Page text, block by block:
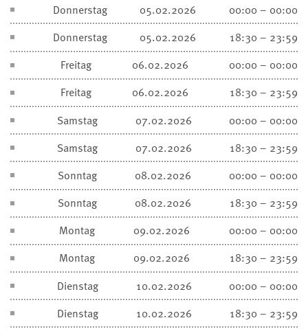
Donnerstag
05.02.2026
00:00 – 00:00
Donnerstag
05.02.2026
18:30 – 23:59
Freitag
06.02.2026
00:00 – 00:00
Freitag
06.02.2026
18:30 – 23:59
Samstag
07.02.2026
00:00 – 00:00
Samstag
07.02.2026
18:30 – 23:59
Sonntag
08.02.2026
00:00 – 00:00
Sonntag
08.02.2026
18:30 – 23:59
Montag
09.02.2026
00:00 – 00:00
Montag
09.02.2026
18:30 – 23:59
Dienstag
10.02.2026
00:00 – 00:00
Dienstag
10.02.2026
18:30 – 23:59